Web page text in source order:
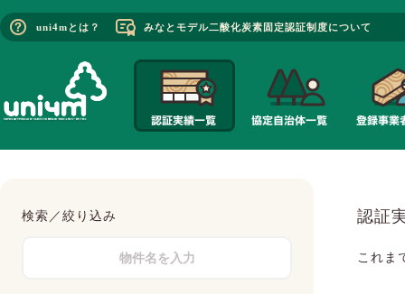
uni4mとは？ みなとモデル二酸化炭素固定認証制度について
検索／絞り込み 認証
これま